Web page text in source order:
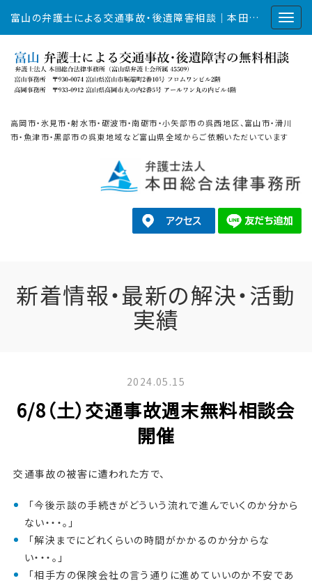
富山の弁護士による交通事故・後遺障害相談｜本田総合法律事務所
高岡市・氷見市・射水市・砺波市・南砺市・小矢部市の呉西地区、富山市・滑川
市・魚津市・黒部市の呉東地域など富山県全域からご依頼いただいています
新着情報・最新の解決・活動
実績
2024.05.15
6/8（土）交通事故週末無料相談会
開催
交通事故の被害に遭われた方で、
「今後示談の手続きがどういう流れで進んでいくのか分から
ない・・・。」
「解決までにどれくらいの時間がかかるのか分からな
い・・・。」
「相手方の保険会社の言う通りに進めていいのか不安であ